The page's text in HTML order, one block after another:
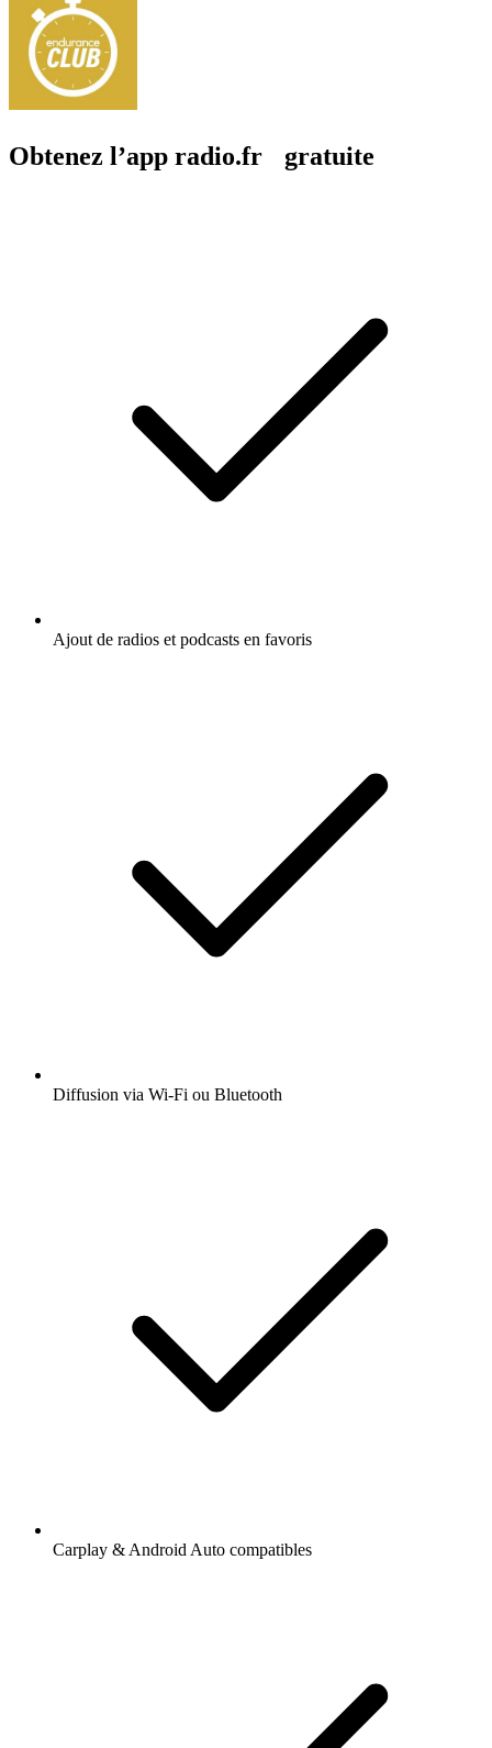
Obtenez l’app radio.fr gratuite
Ajout de radios et podcasts en favoris
Diffusion via Wi-Fi ou Bluetooth
Carplay & Android Auto compatibles